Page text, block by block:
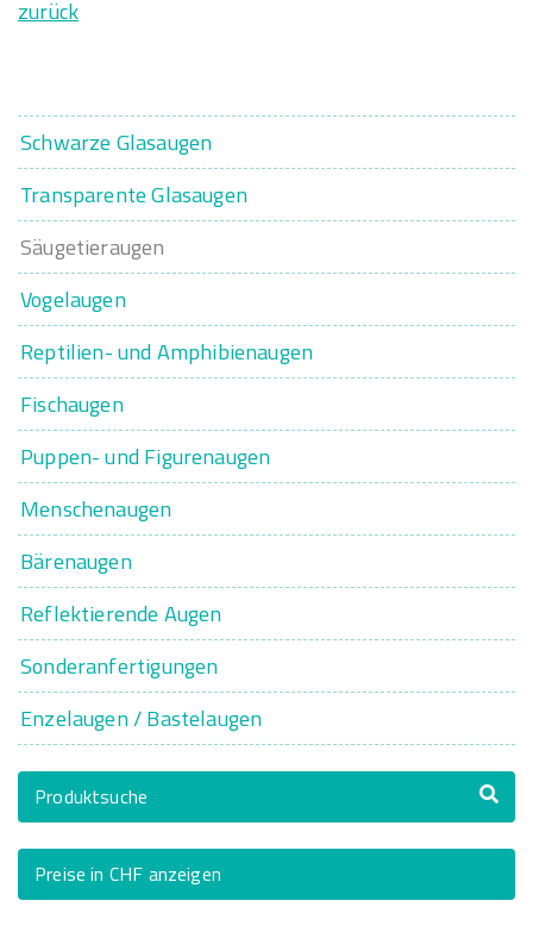
zurück
Schwarze Glasaugen
Transparente Glasaugen
Säugetieraugen
Vogelaugen
Reptilien- und Amphibienaugen
Fischaugen
Puppen- und Figurenaugen
Menschenaugen
Bärenaugen
Reflektierende Augen
Sonderanfertigungen
Enzelaugen / Bastelaugen
Produktsuche
Preise in CHF anzeigen